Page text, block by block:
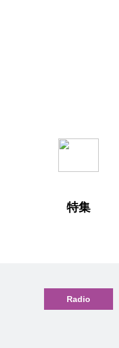
特集
Radio